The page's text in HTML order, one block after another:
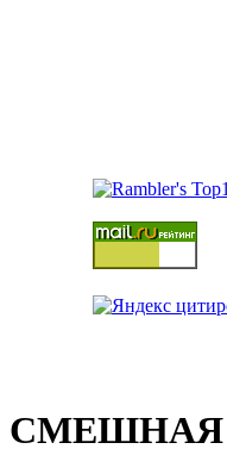
СМЕШНАЯ